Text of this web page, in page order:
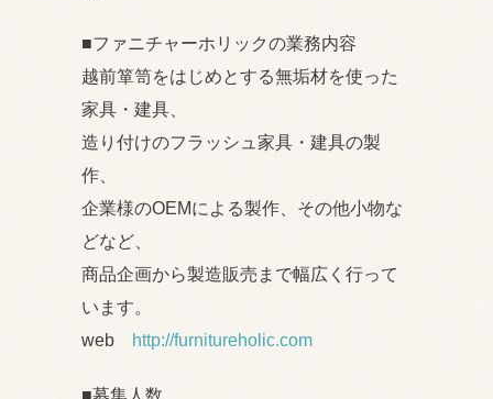
■ファニチャーホリックの業務内容
越前箪笥をはじめとする無垢材を使った
家具・建具、
造り付けのフラッシュ家具・建具の製
作、
企業様のOEMによる製作、その他小物な
どなど、
商品企画から製造販売まで幅広く行って
います。
web
http://furnitureholic.com